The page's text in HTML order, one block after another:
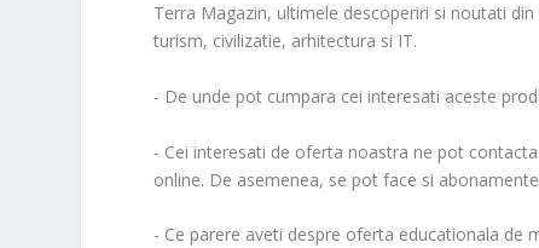
Terra Magazin, ultimele descoperiri si noutati
turism, civilizatie, arhitectura si IT.
- De unde pot cumpara cei interesati aceste
- Cei interesati de oferta noastra ne pot
online. De asemenea, se pot face si
- Ce parere aveti despre oferta educationala de